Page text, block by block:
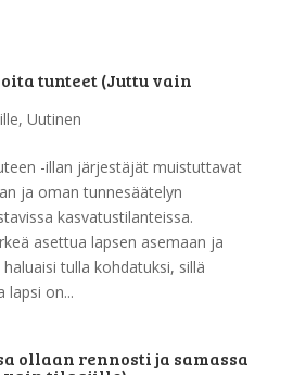
tunteet (Juttu vain
, Uutinen
-illan järjestäjät muistuttavat
ja oman tunnesäätelyn
kasvatustilanteissa.
asettua lapsen asemaan ja
tulla kohdatuksi, sillä
lapsi on...
ollaan rennosti ja samassa